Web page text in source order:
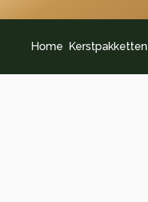
Home Kerstpakketten